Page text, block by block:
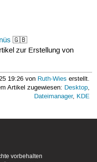
🇬🇧
zur Erstellung von
19:26 von Ruth-Wies erstellt.
Artikel zugewiesen: Desktop,
Dateimanager, KDE
vorbehalten